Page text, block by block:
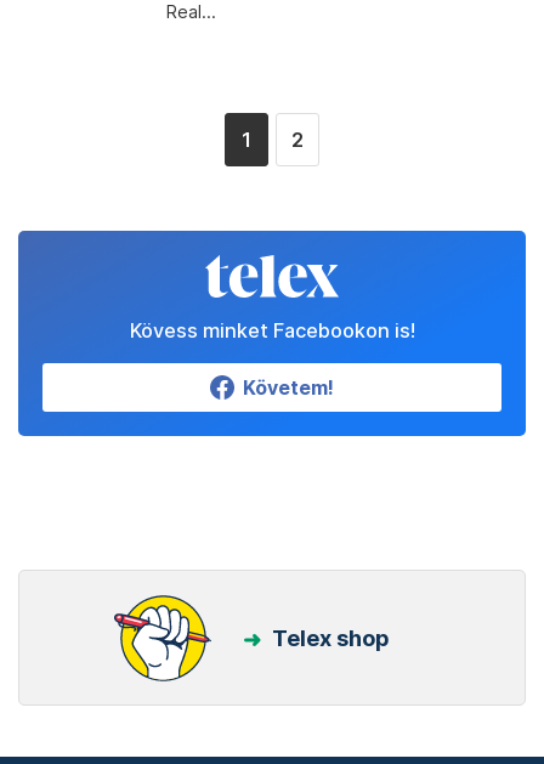
Real...
1 2
Kövess minket Facebookon is!
Követem!
Telex shop